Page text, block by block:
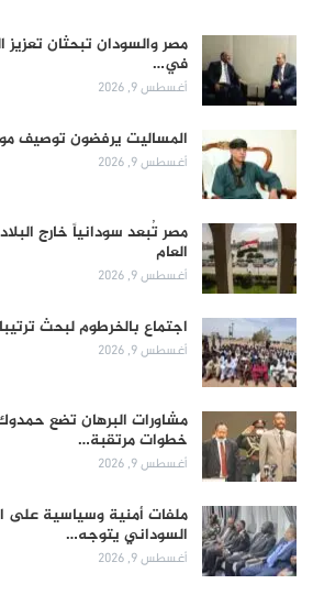
مصر والسودان تبحثان تعزيز
في…
أغسطس 9, 2026
المساليت يرفضون توصيف
أغسطس 9, 2026
مصر تُبعد سودانياً خارج
العام
أغسطس 9, 2026
اجتماع بالخرطوم لبحث
أغسطس 9, 2026
مشاورات البرهان تضع
خطوات مرتقبة…
أغسطس 9, 2026
ملفات أمنية وسياسية على
السوداني يتوجه…
أغسطس 9, 2026